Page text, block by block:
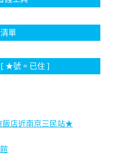
單
★號 = 已住 ]
飯店近南京三民站★